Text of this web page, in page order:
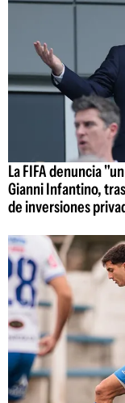
La FIFA denuncia
Gianni Infantino,
de inversiones